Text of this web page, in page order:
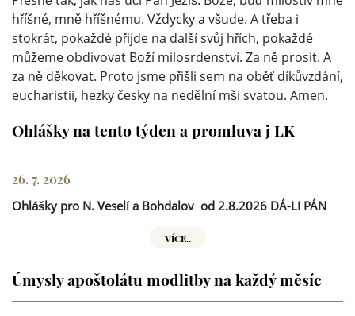
hříšné, mně hříšnému. Vždycky a všude. A třeba i
stokrát, pokaždé přijde na další svůj hřích, pokaždé
můžeme obdivovat Boží milosrdenství. Za ně prosit. A
za ně děkovat. Proto jsme přišli sem na oběť díkůvzdání,
eucharistii, hezky česky na nedělní mši svatou. Amen.
Ohlášky na tento týden a promluva j LK
26. 7. 2026
Ohlášky pro N. Veselí a Bohdalov od 2.8.2026 DÁ-LI PÁN
VÍCE..
Úmysly apoštolátu modlitby na každý měsíc